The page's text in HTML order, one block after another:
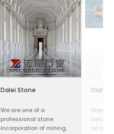
Dalei Stone
We are one of a
professional stone
incorporation of mining,
vision
an